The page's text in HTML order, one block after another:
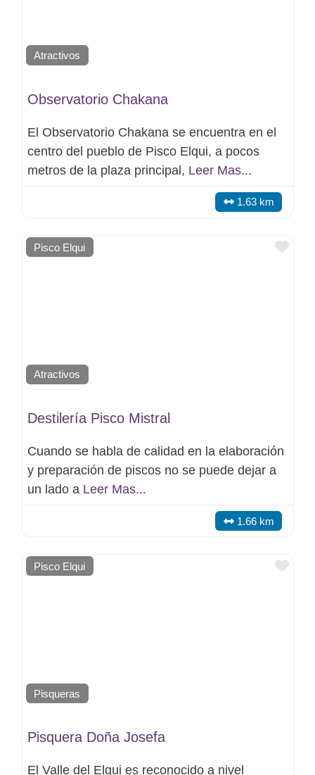
Atractivos
Observatorio Chakana
El Observatorio Chakana se encuentra en el
centro del pueblo de Pisco Elqui, a pocos
metros de la plaza principal, Leer Mas...
1.63 km
Pisco Elqui
Atractivos
Destilería Pisco Mistral
Cuando se habla de calidad en la elaboración
y preparación de piscos no se puede dejar a
un lado a Leer Mas...
1.66 km
Pisco Elqui
Pisqueras
Pisquera Doña Josefa
El Valle del Elqui es reconocido a nivel